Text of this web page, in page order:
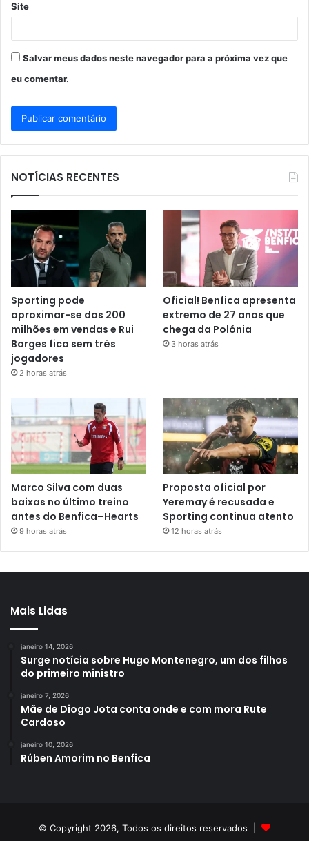
Site
Salvar meus dados neste navegador para a próxima vez que
eu comentar.
NOTÍCIAS RECENTES
Sporting pode
aproximar-se dos 200
milhões em vendas e Rui
Borges fica sem três
jogadores
2 horas atrás
Oficial! Benfica apresenta
extremo de 27 anos que
chega da Polónia
3 horas atrás
Marco Silva com duas
baixas no último treino
antes do Benfica–Hearts
9 horas atrás
Proposta oficial por
Yeremay é recusada e
Sporting continua atento
12 horas atrás
Mais Lidas
janeiro 14, 2026
Surge notícia sobre Hugo Montenegro, um dos filhos
do primeiro ministro
janeiro 7, 2026
Mãe de Diogo Jota conta onde e com mora Rute
Cardoso
janeiro 10, 2026
Rúben Amorim no Benfica
© Copyright 2026, Todos os direitos reservados |